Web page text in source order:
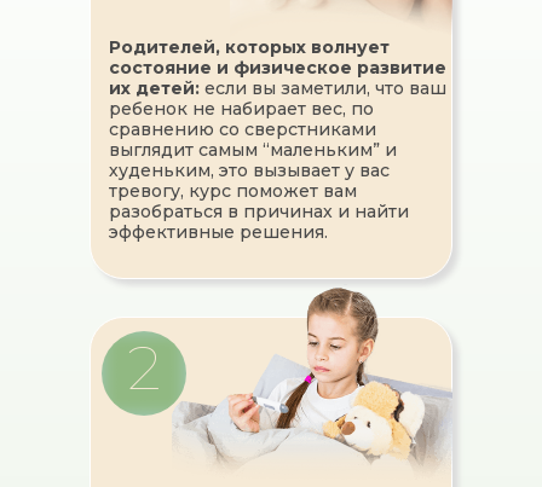
Родителей, которых волнует
состояние и физическое развитие
их детей: если вы заметили, что ваш
ребенок не набирает вес, по
сравнению со сверстниками
выглядит самым “маленьким” и
худеньким, это вызывает у вас
тревогу, курс поможет вам
разобраться в причинах и найти
эффективные решения.
2